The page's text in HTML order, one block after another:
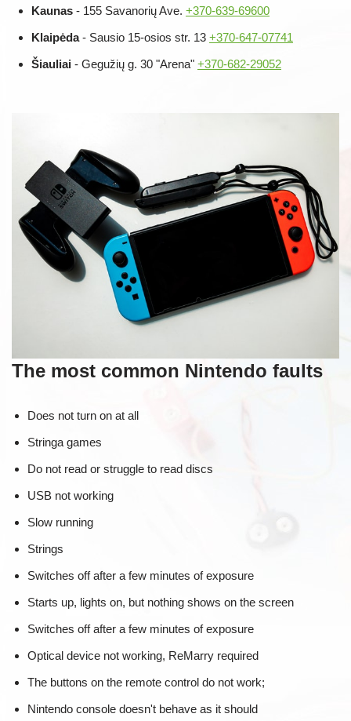
Kaunas - 155 Savanorių Ave. +370-639-69600
Klaipėda- Sausio 15-osios str. 13 +370-647-07741
Šiauliai - Gegužių g. 30 "Arena" +370-682-29052
The most common Nintendo faults
Does not turn on at all
Stringa games
Do not read or struggle to read discs
USB not working
Slow running
Strings
Switches off after a few minutes of exposure
Starts up, lights on, but nothing shows on the screen
Switches off after a few minutes of exposure
Optical device not working, ReMarry required
The buttons on the remote control do not work;
Nintendo console doesn't behave as it should